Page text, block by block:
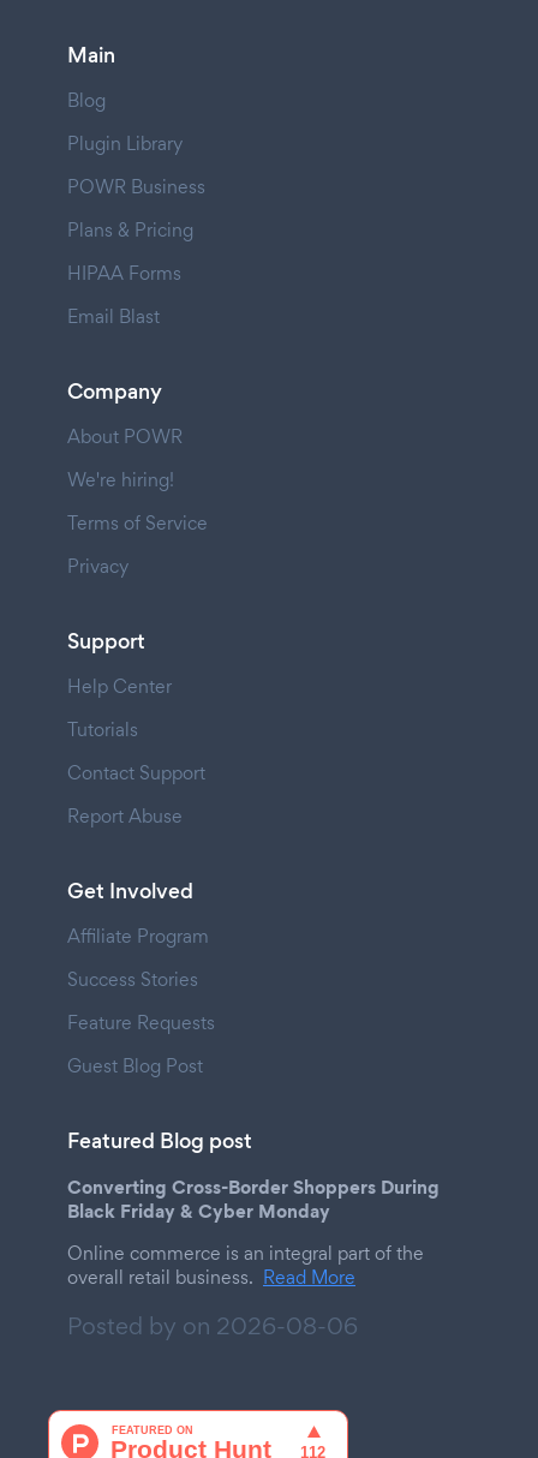
Main
Blog
Plugin Library
POWR Business
Plans & Pricing
HIPAA Forms
Email Blast
Company
About POWR
We're hiring!
Terms of Service
Privacy
Support
Help Center
Tutorials
Contact Support
Report Abuse
Get Involved
Affiliate Program
Success Stories
Feature Requests
Guest Blog Post
Featured Blog post
Converting Cross-Border Shoppers During
Black Friday & Cyber Monday
Online commerce is an integral part of the
overall retail business. Read More
Posted by on 2026-08-06